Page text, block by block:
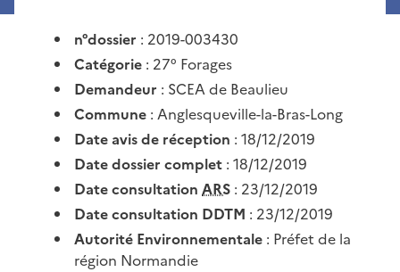
n°dossier : 2019-003430
Catégorie : 27° Forages
Demandeur : SCEA de Beaulieu
Commune : Anglesqueville-la-Bras-Long
Date avis de réception : 18/12/2019
Date dossier complet : 18/12/2019
Date consultationARS : 23/12/2019
Date consultation DDTM : 23/12/2019
Autorité Environnementale : Préfet de la
région Normandie